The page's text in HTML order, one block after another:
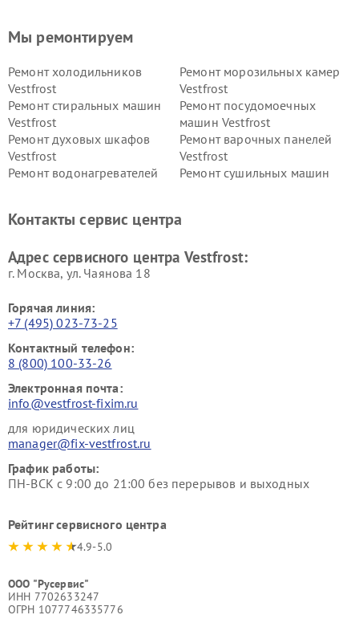
Мы ремонтируем
Ремонт холодильников
Vestfrost
Ремонт морозильных камер
Vestfrost
Ремонт стиральных машин
Vestfrost
Ремонт посудомоечных
машин Vestfrost
Ремонт духовых шкафов
Vestfrost
Ремонт варочных панелей
Vestfrost
Ремонт водонагревателей
Ремонт сушильных машин
Vestfrost
Контакты сервис центра
Адрес сервисного центра Vestfrost:
г. Москва, ул. Чаянова 18
Горячая линия:
+7 (495) 023-73-25
Контактный телефон:
8 (800) 100-33-26
Электронная почта:
info@vestfrost-fixim.ru
для юридических лиц
manager@fix-vestfrost.ru
График работы:
ПН-ВСК с 9:00 до 21:00 без перерывов и выходных
Рейтинг сервисного центра
4.9-5.0
ООО "Русервис"
ИНН 7702633247
ОГРН 1077746335776